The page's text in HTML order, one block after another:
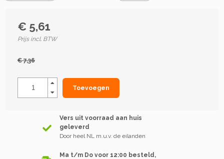
€ 5,61
Prijs incl. BTW
€ 7,36
Toevoegen
Vers uit voorraad aan huis
geleverd
Door heel NL m.u.v. de eilanden
Ma t/m Do voor 12:00 besteld,